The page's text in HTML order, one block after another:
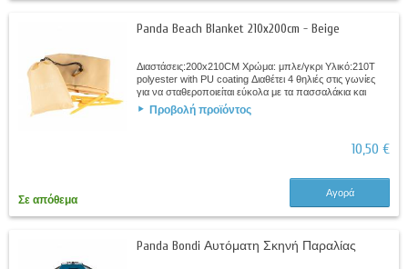
Panda Beach Blanket 210x200cm - Beige
Διαστάσεις:200x210CM Χρώμα: μπλε/γκρι Υλικό:210T
polyester with PU coating Διαθέτει 4 θηλιές στις γωνίες
για να σταθεροποιείται εύκολα με τα πασσαλάκια και
τσέπες που γεμίζουν με άμμο...
Προβολή προϊόντος
10,50 €
Σε απόθεμα
Αγορά
Panda Bondi Αυτόματη Σκηνή Παραλίας